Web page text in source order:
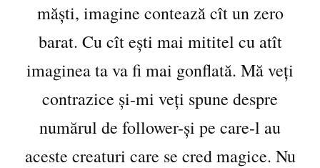
măști, imagine contează cît un zero
barat. Cu cît ești mai mititel cu atît
imaginea ta va fi mai gonflată. Mă veți
contrazice și-mi veți spune despre
numărul de follower-și pe care-l au
aceste creaturi care se cred magice. Nu